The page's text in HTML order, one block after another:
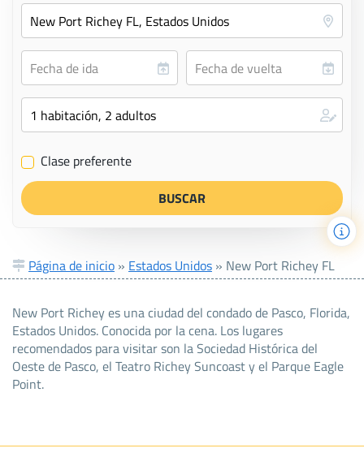
✔ Clase preferente
Página de inicio » Estados Unidos » New Port Richey FL
New Port Richey es una ciudad del condado de Pasco, Florida,
Estados Unidos. Conocida por la cena. Los lugares
recomendados para visitar son la Sociedad Histórica del
Oeste de Pasco, el Teatro Richey Suncoast y el Parque Eagle
Point.